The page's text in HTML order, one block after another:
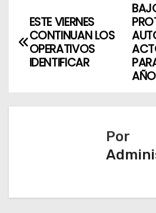
N
a
g
ESTE VIERNES
CONTINUAN LOS
OPERATIVOS
IDENTIFICAR
Por